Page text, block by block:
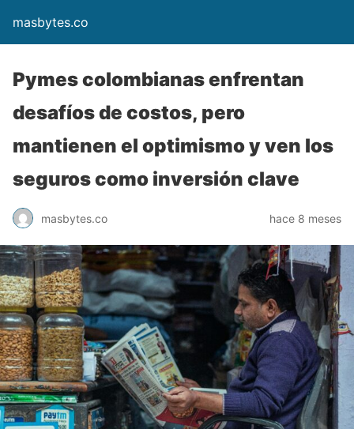
masbytes.co
Pymes colombianas enfrentan
desafíos de costos, pero
mantienen el optimismo y ven los
seguros como inversión clave
masbytes.co hace 8 meses